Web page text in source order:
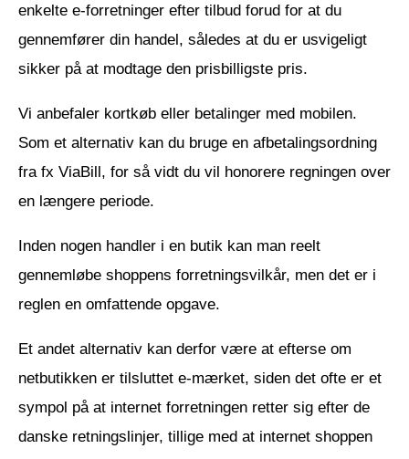
enkelte e-forretninger efter tilbud forud for at du
gennemfører din handel, således at du er usvigeligt
sikker på at modtage den prisbilligste pris.
Vi anbefaler kortkøb eller betalinger med mobilen.
Som et alternativ kan du bruge en afbetalingsordning
fra fx ViaBill, for så vidt du vil honorere regningen over
en længere periode.
Inden nogen handler i en butik kan man reelt
gennemløbe shoppens forretningsvilkår, men det er i
reglen en omfattende opgave.
Et andet alternativ kan derfor være at efterse om
netbutikken er tilsluttet e-mærket, siden det ofte er et
sympol på at internet forretningen retter sig efter de
danske retningslinjer, tillige med at internet shoppen